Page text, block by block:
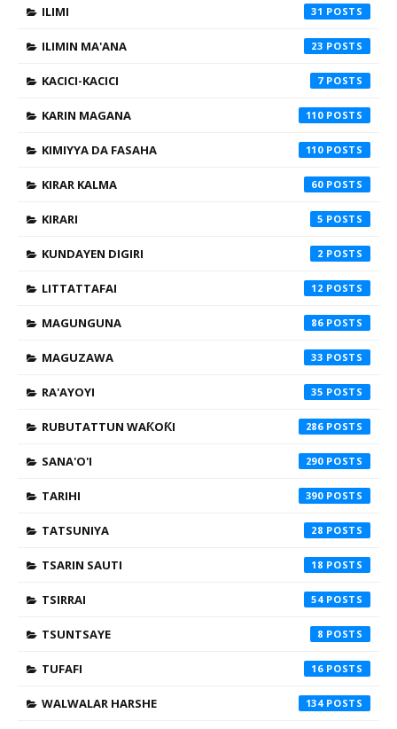
ILIMI 31
ILIMIN MA'ANA 23
KACICI-KACICI 7
KARIN MAGANA 110
KIMIYYA DA FASAHA 110
KIRAR KALMA 60
KIRARI 5
KUNDAYEN DIGIRI 2
LITTATTAFAI 12
MAGUNGUNA 86
MAGUZAWA 33
RA'AYOYI 35
RUBUTATTUN WAƘOƘI 286
SANA'O'I 290
TARIHI 390
TATSUNIYA 28
TSARIN SAUTI 18
TSIRRAI 54
TSUNTSAYE 8
TUFAFI 16
WALWALAR HARSHE 134